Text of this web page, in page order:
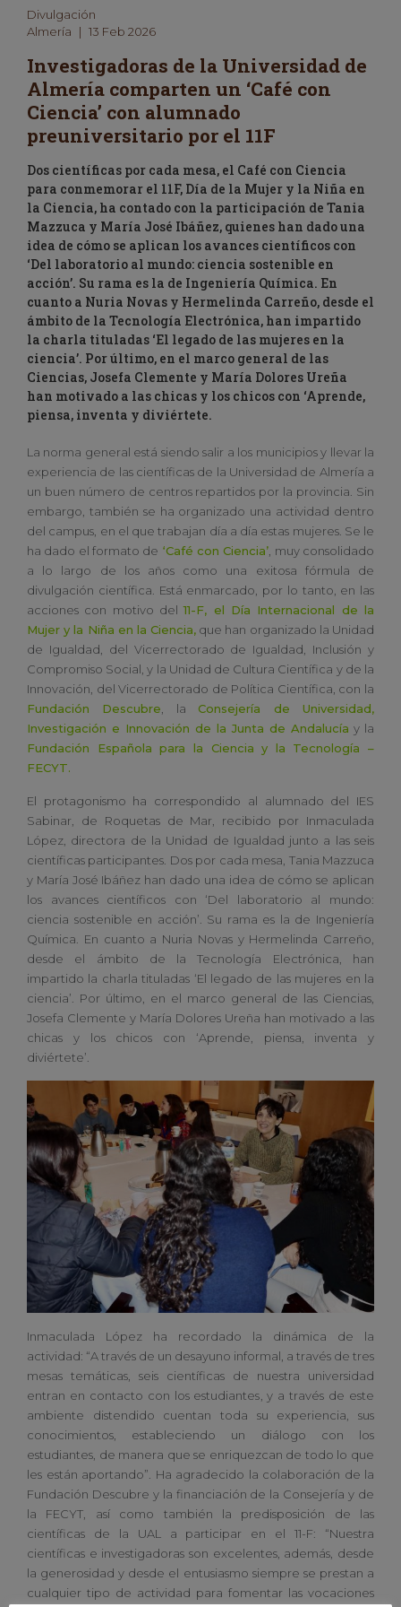
Divulgación
Almería
| 13 Feb 2026
Investigadoras de la Universidad de
Almería comparten un ‘Café con
Ciencia’ con alumnado
preuniversitario por el 11F
Dos científicas por cada mesa, el Café con Ciencia
para conmemorar el 11F, Día de la Mujer y la Niña en
la Ciencia, ha contado con la participación de Tania
Mazzuca y María José Ibáñez, quienes han dado una
idea de cómo se aplican los avances científicos con
‘Del laboratorio al mundo: ciencia sostenible en
acción’. Su rama es la de Ingeniería Química. En
cuanto a Nuria Novas y Hermelinda Carreño, desde el
ámbito de la Tecnología Electrónica, han impartido
la charla tituladas ‘El legado de las mujeres en la
ciencia’. Por último, en el marco general de las
Ciencias, Josefa Clemente y María Dolores Ureña
han motivado a las chicas y los chicos con ‘Aprende,
piensa, inventa y diviértete.
La norma general está siendo salir a los municipios y llevar la
experiencia de las científicas de la Universidad de Almería a
un buen número de centros repartidos por la provincia. Sin
embargo, también se ha organizado una actividad dentro
del campus, en el que trabajan día a día estas mujeres. Se le
ha dado el formato de ‘Café con Ciencia’ , muy consolidado
a lo largo de los años como una exitosa fórmula de
divulgación científica. Está enmarcado, por lo tanto, en las
acciones con motivo del11-F, el Día Internacional de la
Mujer y la Niña en la Ciencia, que han organizado la Unidad
de Igualdad, del Vicerrectorado de Igualdad, Inclusión y
Compromiso Social, y la Unidad de Cultura Científica y de la
Innovación, del Vicerrectorado de Política Científica, con la
Fundación Descubre , laConsejería de Universidad,
Investigación e Innovación de la Junta de Andalucía y la
Fundación Española para la Ciencia y la Tecnología –
FECYT.
El protagonismo ha correspondido al alumnado del IES
Sabinar, de Roquetas de Mar, recibido por Inmaculada
López, directora de la Unidad de Igualdad junto a las seis
científicas participantes. Dos por cada mesa, Tania Mazzuca
y María José Ibáñez han dado una idea de cómo se aplican
los avances científicos con ‘Del laboratorio al mundo:
ciencia sostenible en acción’. Su rama es la de Ingeniería
Química. En cuanto a Nuria Novas y Hermelinda Carreño,
desde el ámbito de la Tecnología Electrónica, han
impartido la charla tituladas ‘El legado de las mujeres en la
ciencia’. Por último, en el marco general de las Ciencias,
Josefa Clemente y María Dolores Ureña han motivado a las
chicas y los chicos con ‘Aprende, piensa, inventa y
diviértete’.
Inmaculada López ha recordado la dinámica de la
actividad: “A través de un desayuno informal, a través de tres
mesas temáticas, seis científicas de nuestra universidad
entran en contacto con los estudiantes, y a través de este
ambiente distendido cuentan toda su experiencia, sus
conocimientos, estableciendo un diálogo con los
estudiantes, de manera que se enriquezcan de todo lo que
les están aportando”. Ha agradecido la colaboración de la
Fundación Descubre y la financiación de la Consejería y de
la FECYT, así como también la predisposición de las
científicas de la UAL a participar en el 11-F: “Nuestra
científicas e investigadoras son excelentes, además, desde
la generosidad y desde el entusiasmo siempre se prestan a
cualquier tipo de actividad para fomentar las vocaciones